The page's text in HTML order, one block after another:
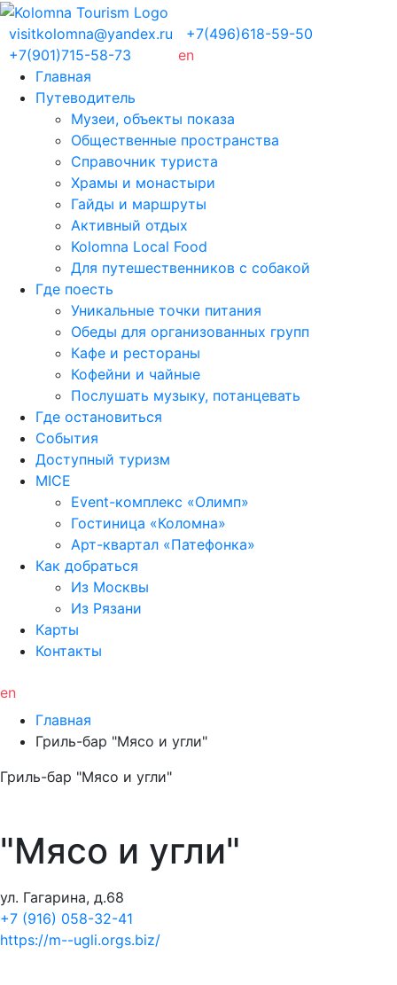
visitkolomna@yandex.ru
+7(496)618-59-50
+7(901)715-58-73
en
Главная
Путеводитель
Музеи, объекты показа
Общественные пространства
Справочник туриста
Храмы и монастыри
Гайды и маршруты
Активный отдых
Kolomna Local Food
Для путешественников с собакой
Где поесть
Уникальные точки питания
Обеды для организованных групп
Кафе и рестораны
Кофейни и чайные
Послушать музыку, потанцевать
Где остановиться
События
Доступный туризм
MICE
Event-комплекс «Олимп»
Гостиница «Коломна»
Арт-квартал «Патефонка»
Как добраться
Из Москвы
Из Рязани
Карты
Контакты
en
Главная
Гриль-бар "Мясо и угли"
Гриль-бар "Мясо и угли"
"Мясо и угли"
ул. Гагарина, д.68
+7 (916) 058-32-41
https://m--ugli.orgs.biz/